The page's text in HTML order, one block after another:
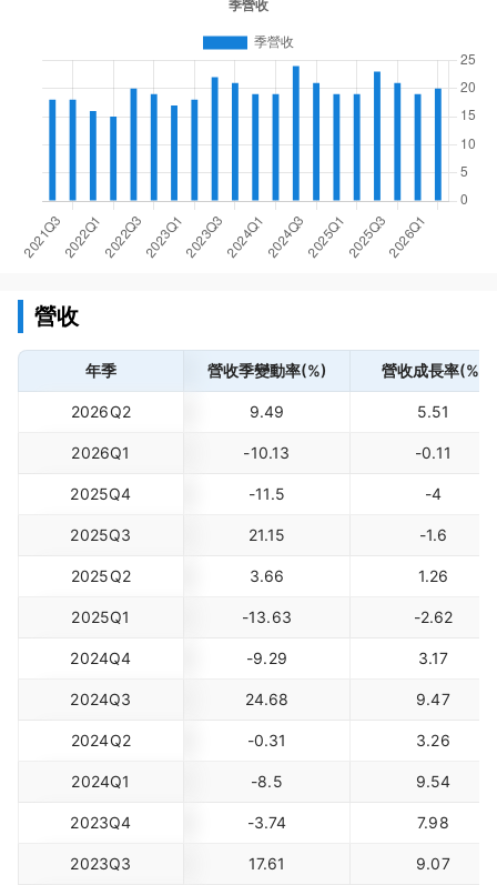
營收
年季 營收季變動率(%) 營收成長率(%)
2026Q2 9.49 5.51
2026Q1 -10.13 -0.11
2025Q4 -11.5 -4
2025Q3 21.15 -1.6
2025Q2 3.66 1.26
2025Q1 -13.63 -2.62
2024Q4 -9.29 3.17
2024Q3 24.68 9.47
2024Q2 -0.31 3.26
2024Q1 -8.5 9.54
2023Q4 -3.74 7.98
2023Q3 17.61 9.07